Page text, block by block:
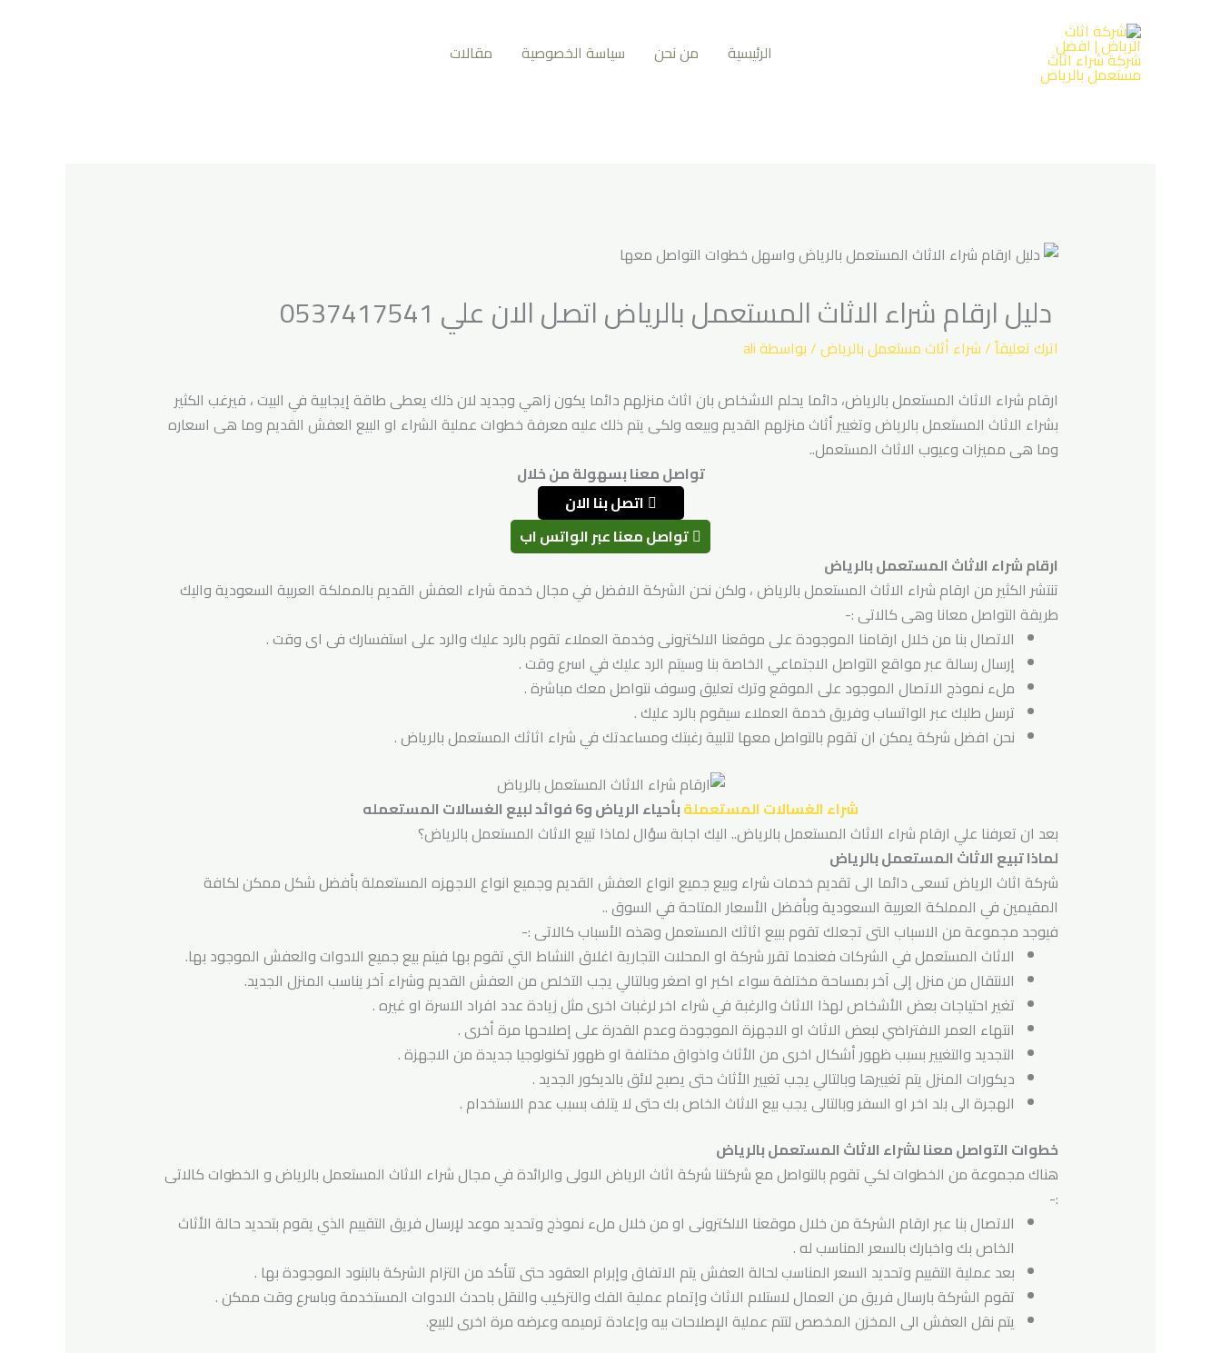
الرئيسية من نحن سياسة الخصوصية مقالات
دليل ارقام شراء الاثاث المستعمل بالرياض اتصل الان علي 0537417541
اترك تعليقاً/شراء أثاث مستعمل بالرياض/ بواسطةali
ارقام شراء الاثاث المستعمل بالرياض، دائما يحلم الاشخاص بان اثاث منزلهم دائما يكون زاهي وجديد لان ذلك يعطى طاقة إيجابية في البيت ، فيرغب الكثير
بشراء الاثاث المستعمل بالرياض وتغيير أثاث منزلهم القديم وبيعه ولكى يتم ذلك عليه معرفة خطوات عملية الشراء او البيع العفش القديم وما هى اسعاره
وما هى مميزات وعيوب الاثاث المستعمل..
تواصل معنا بسهولة من خلال
اتصل بنا الان
تواصل معنا عبر الواتس اب
ارقام شراء الاثاث المستعمل بالرياض
تنتشر الكثير من ارقام شراء الاثاث المستعمل بالرياض ، ولكن نحن الشركة الافضل في مجال خدمة شراء العفش القديم بالمملكة العربية السعودية واليك
طريقة التواصل معانا وهى كالاتى :-
الاتصال بنا من خلال ارقامنا الموجودة على موقعنا الالكترونى وخدمة العملاء تقوم بالرد عليك والرد على استفسارك فى اى وقت .
إرسال رسالة عبر مواقع التواصل الاجتماعي الخاصة بنا وسيتم الرد عليك في اسرع وقت .
ملء نموذج الاتصال الموجود على الموقع وترك تعليق وسوف نتواصل معك مباشرة .
ترسل طلبك عبر الواتساب وفريق خدمة العملاء سيقوم بالرد عليك .
نحن افضل شركة يمكن ان تقوم بالتواصل معها لتلبية رغبتك ومساعدتك في شراء اثاثك المستعمل بالرياض .
شراء الغسالات المستعملةبأحياء الرياض و6 فوائد لبيع الغسالات المستعمله
بعد ان تعرفنا علي ارقام شراء الاثاث المستعمل بالرياض.. اليك اجابة سؤال لماذا تبيع الاثاث المستعمل بالرياض؟
لماذا تبيع الاثاث المستعمل بالرياض
شركة اثاث الرياض تسعى دائما الى تقديم خدمات شراء وبيع جميع انواع العفش القديم وجميع انواع الاجهزه المستعملة بأفضل شكل ممكن لكافة
المقيمين في المملكة العربية السعودية وبأفضل الأسعار المتاحة في السوق ..
فيوجد مجموعة من الاسباب التى تجعلك تقوم ببيع اثاثك المستعمل وهذه الأسباب كالاتى :-
الاثاث المستعمل في الشركات فعندما تقرر شركة او المحلات التجارية اغلاق النشاط التي تقوم بها فيتم بيع جميع الادوات والعفش الموجود بها.
الانتقال من منزل إلى آخر بمساحة مختلفة سواء اكبر او اصغر وبالتالي يجب التخلص من العفش القديم وشراء آخر يناسب المنزل الجديد.
تغير احتياجات بعض الأشخاص لهذا الاثاث والرغبة في شراء اخر لرغبات اخرى مثل زيادة عدد افراد الاسرة او غيره .
انتهاء العمر الافتراضي لبعض الاثاث او الاجهزة الموجودة وعدم القدرة على إصلاحها مرة أخرى .
التجديد والتغيير بسبب ظهور أشكال اخرى من الأثاث واذواق مختلفة او ظهور تكنولوجيا جديدة من الاجهزة .
ديكورات المنزل يتم تغييرها وبالتالي يجب تغيير الأثاث حتى يصبح لائق بالديكور الجديد .
الهجرة الى بلد اخر او السفر وبالتالى يجب بيع الاثاث الخاص بك حتى لا يتلف بسبب عدم الاستخدام .
خطوات التواصل معنا لشراء الاثاث المستعمل بالرياض
هناك مجموعة من الخطوات لكي تقوم بالتواصل مع شركتنا شركة اثاث الرياض الاولى والرائدة في مجال شراء الاثاث المستعمل بالرياض و الخطوات كالاتى
:-
الاتصال بنا عبر ارقام الشركة من خلال موقعنا الالكترونى او من خلال ملء نموذج وتحديد موعد لإرسال فريق التقييم الذي يقوم بتحديد حالة الأثاث
الخاص بك واخبارك بالسعر المناسب له .
بعد عملية التقييم وتحديد السعر المناسب لحالة العفش يتم الاتفاق وإبرام العقود حتى تتأكد من التزام الشركة بالبنود الموجودة بها .
تقوم الشركة بارسال فريق من العمال لاستلام الاثاث وإتمام عملية الفك والتركيب والنقل باحدث الادوات المستخدمة وباسرع وقت ممكن .
يتم نقل العفش الى المخزن المخصص لتتم عملية الإصلاحات بيه وإعادة ترميمه وعرضه مرة اخرى للبيع.